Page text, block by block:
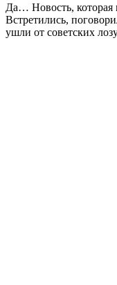
Да… Новость, которая
Встретились,
ушли от советских